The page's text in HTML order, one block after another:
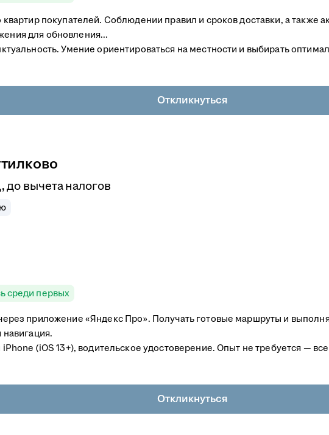
квартир покупателей. Соблюдении правил и сроков доставки, а также
для обновления...
Умение ориентироваться на местности и выбирать
Откликнуться
до вычета налогов
среди первых
приложение «Яндекс Про». Получать готовые маршруты и
(iOS 13+), водительское удостоверение. Опыт не требуется —
Откликнуться